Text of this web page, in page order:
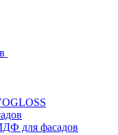
для фасадов